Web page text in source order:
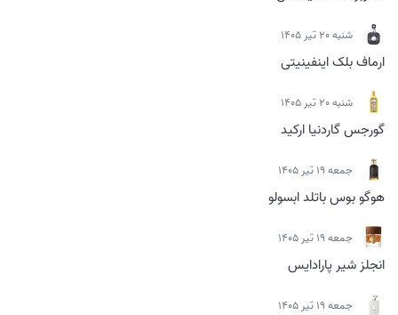
شنبه 20 تیر 1405
ارماف بلک اینفینیتی
شنبه 20 تیر 1405
گورجس گاردنیا ارکید
جمعه 19 تیر 1405
هوگو بوس باتلد ابسولو
جمعه 19 تیر 1405
انجلز شیر پارادایس
جمعه 19 تیر 1405